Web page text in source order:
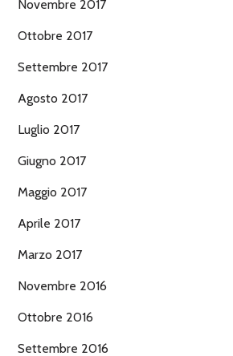
Novembre 2017
Ottobre 2017
Settembre 2017
Agosto 2017
Luglio 2017
Giugno 2017
Maggio 2017
Aprile 2017
Marzo 2017
Novembre 2016
Ottobre 2016
Settembre 2016